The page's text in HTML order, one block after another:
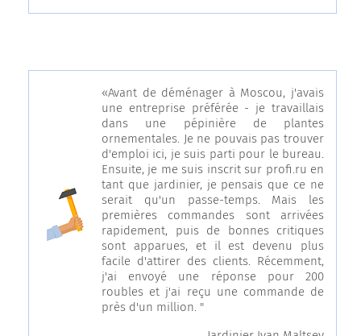
«Avant de déménager à Moscou, j'avais
une entreprise préférée - je travaillais
dans une pépinière de plantes
ornementales. Je ne pouvais pas trouver
d'emploi ici, je suis parti pour le bureau.
Ensuite, je me suis inscrit sur profi.ru en
tant que jardinier, je pensais que ce ne
serait qu'un passe-temps. Mais les
premières commandes sont arrivées
rapidement, puis de bonnes critiques
sont apparues, et il est devenu plus
facile d'attirer des clients. Récemment,
j'ai envoyé une réponse pour 200
roubles et j'ai reçu une commande de
près d'un million. "